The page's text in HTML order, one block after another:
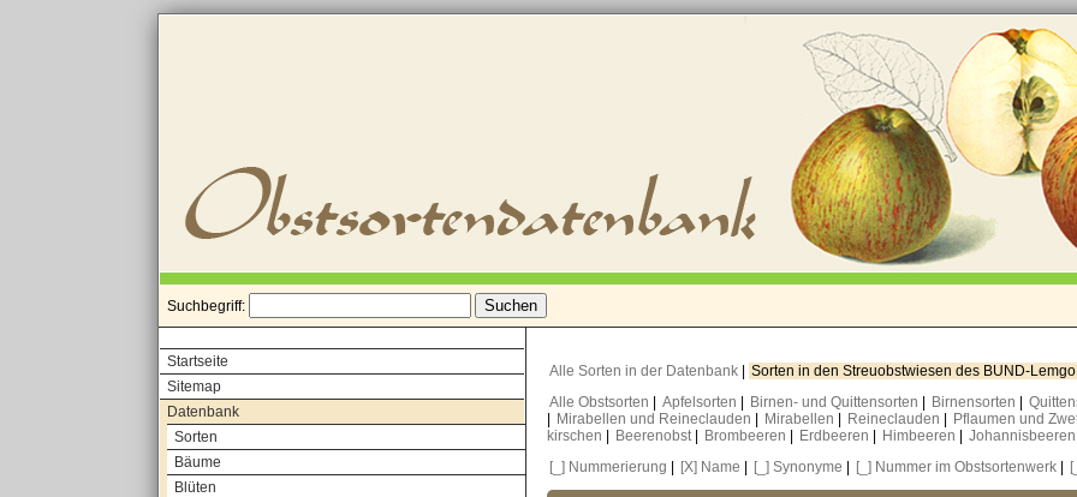
Suchbegriff:
Startseite
Sitemap
Datenbank
Sorten
Bäume
Blüten
Alle Sorten in der Datenbank
Sorten in den Streuobstwiesen des BUND-
Alle Obstsorten
Apfelsorten Birnen- und Quittensorten Birnensorten
Mirabellen und Reineclauden Mirabellen Reineclauden
Pflaumen und
kirschen
Beerenobst Brombeeren Erdbeeren Himbeeren
[_] Nummerierung
[X] Name [_] Synonyme [_] Nummer im Obstsortenwerk